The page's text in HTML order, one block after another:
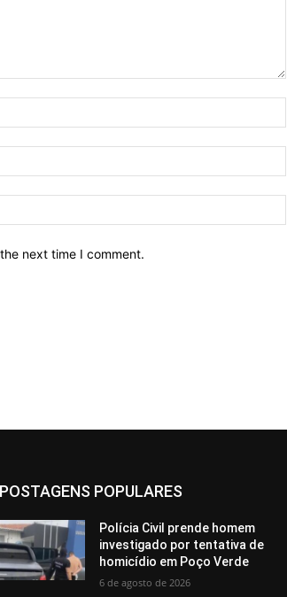
next time I comment.
POSTAGENS POPULARES
Polícia Civil prende homem
investigado por tentativa de
homicídio em Poço Verde
6 de agosto de 2026